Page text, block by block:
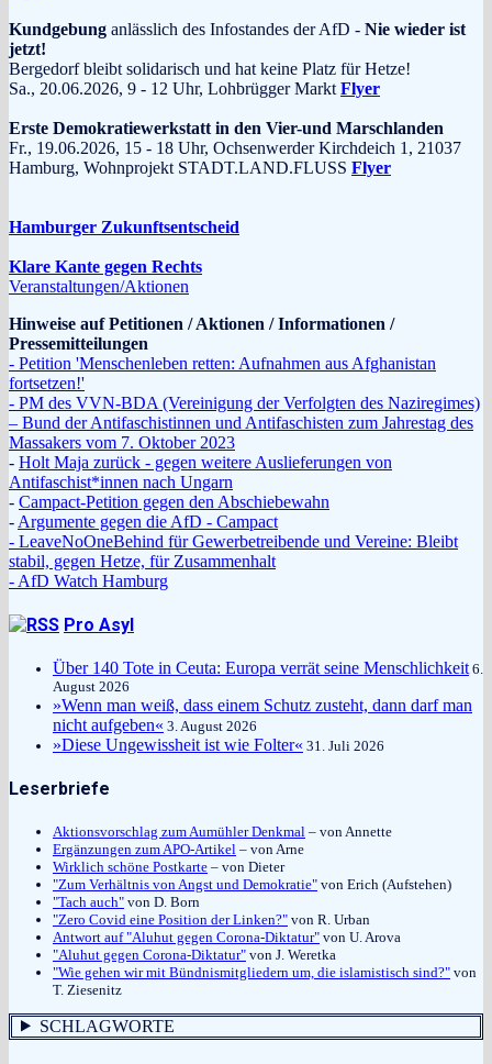
Kundgebung anlässlich des Infostandes der AfD - Nie wieder ist
jetzt!
Bergedorf bleibt solidarisch und hat keine Platz für Hetze!
Sa., 20.06.2026, 9 - 12 Uhr, Lohbrügger Markt Flyer
Erste Demokratiewerkstatt in den Vier-und Marschlanden
Fr., 19.06.2026, 15 - 18 Uhr, Ochsenwerder Kirchdeich 1, 21037
Hamburg, Wohnprojekt STADT.LAND.FLUSS Flyer
Hamburger Zukunftsentscheid
Klare Kante gegen Rechts
Veranstaltungen/Aktionen
Hinweise auf Petitionen / Aktionen / Informationen /
Pressemitteilungen
- Petition 'Menschenleben retten: Aufnahmen aus Afghanistan
fortsetzen!'
- PM des VVN-BDA (Vereinigung der Verfolgten des Naziregimes)
– Bund der Antifaschistinnen und Antifaschisten zum Jahrestag des
Massakers vom 7. Oktober 2023
- Holt Maja zurück - gegen weitere Auslieferungen von
Antifaschist*innen nach Ungarn
- Campact-Petition gegen den Abschiebewahn
- Argumente gegen die AfD - Campact
- LeaveNoOneBehind für Gewerbetreibende und Vereine: Bleibt
stabil, gegen Hetze, für Zusammenhalt
- AfD Watch Hamburg
Pro Asyl
Über 140 Tote in Ceuta: Europa verrät seine Menschlichkeit 6.
August 2026
»Wenn man weiß, dass einem Schutz zusteht, dann darf man
nicht aufgeben« 3. August 2026
»Diese Ungewissheit ist wie Folter« 31. Juli 2026
Leserbriefe
Aktionsvorschlag zum Aumühler Denkmal – von Annette
Ergänzungen zum APO-Artikel – von Arne
Wirklich schöne Postkarte – von Dieter
"Zum Verhältnis von Angst und Demokratie" von Erich (Aufstehen)
"Tach auch" von D. Born
"Zero Covid eine Position der Linken?" von R. Urban
Antwort auf "Aluhut gegen Corona-Diktatur" von U. Arova
"Aluhut gegen Corona-Diktatur" von J. Weretka
"Wie gehen wir mit Bündnismitgliedern um, die islamistisch sind?" von
T. Ziesenitz
SCHLAGWORTE